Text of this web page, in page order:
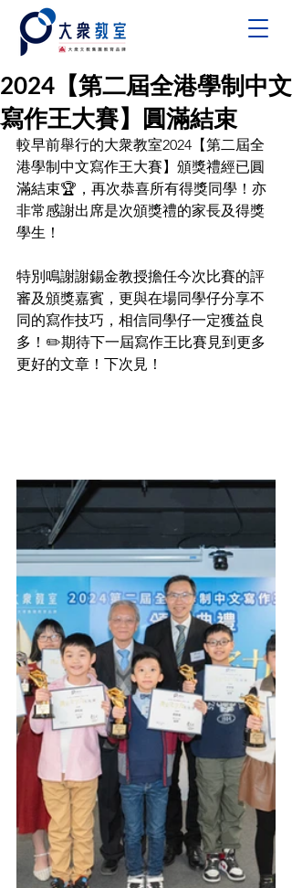
2024【第二屆全港學制中文
寫作王大賽】圓滿結束
較早前舉行的大衆教室2024【第二屆全
港學制中文寫作王大賽】頒獎禮經已圓
滿結束🏆，再次恭喜所有得獎同學！亦
非常感謝出席是次頒獎禮的家長及得獎
學生！
特別鳴謝謝錫金教授擔任今次比賽的評
審及頒獎嘉賓，更與在場同學仔分享不
同的寫作技巧，相信同學仔一定獲益良
多！✏️期待下一屆寫作王比賽見到更多
更好的文章！下次見！